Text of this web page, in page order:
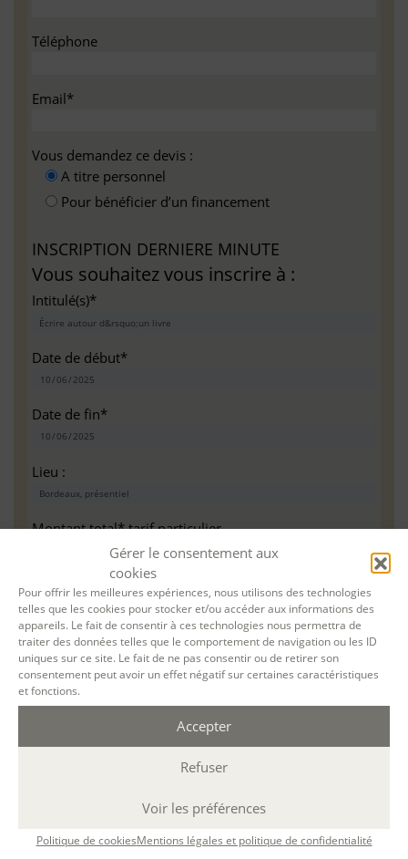
Gérer le consentement aux
cookies
Pour offrir les meilleures expériences, nous utilisons des technologies
telles que les cookies pour stocker et/ou accéder aux informations des
appareils. Le fait de consentir à ces technologies nous permettra de
traiter des données telles que le comportement de navigation ou les ID
uniques sur ce site. Le fait de ne pas consentir ou de retirer son
consentement peut avoir un effet négatif sur certaines caractéristiques
et fonctions.
Accepter
Refuser
Voir les préférences
Politique de cookiesMentions légales et politique de confidentialité
Téléphone
Email*
Vous demandez ce devis :
A titre personnel
Pour bénéficier d’un financement
INSCRIPTION DERNIERE MINUTE
Vous souhaitez vous inscrire à :
Intitulé(s)*
Date de début*
Date de fin*
Lieu :
Montant total* tarif particulier
Pour un atelier à distance par Teams, nous vous
invitons à vérifier au préalable que vous avez la
configuration minimale requise pour pouvoir travailler
dans les meilleures conditions : Configuration
matérielle requise pourMicrosoft Teams | Microsoft
Learn
personnes en situation de handicap. Si vous avez besoin
d’un aménagement spécifique de programme, n’hésitez pas
à nous contacter en amont de votre inscription afin